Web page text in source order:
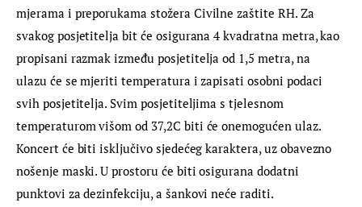
mjerama i preporukama stožera Civilne zaštite RH. Za
svakog posjetitelja bit će osigurana 4 kvadratna metra, kao
propisani razmak između posjetitelja od 1,5 metra, na
ulazu će se mjeriti temperatura i zapisati osobni podaci
svih posjetitelja. Svim posjetiteljima s tjelesnom
temperaturom višom od 37,2C biti će onemogućen ulaz.
Koncert će biti isključivo sjedećeg karaktera, uz obavezno
nošenje maski. U prostoru će biti osigurana dodatni
punktovi za dezinfekciju, a šankovi neće raditi.